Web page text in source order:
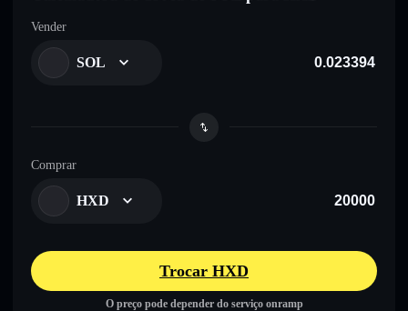
Vender
SOL
Comprar
HXD
Trocar HXD
O preço pode depender do serviço onramp